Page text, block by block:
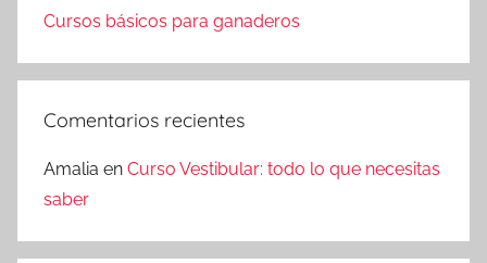
Cursos básicos para ganaderos
Comentarios recientes
Amalia en Curso Vestibular: todo lo que necesitas
saber